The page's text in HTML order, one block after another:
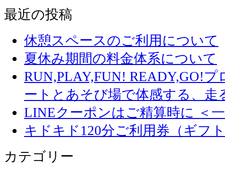
最近の投稿
休憩スペースのご利用について
夏休み期間の料金体系について
RUN,PLAY,FUN! READY,GO!
ートとあそび場で体感する、走
LINEクーポンはご精算時に ＜
キドキド120分ご利用券（ギフ
カテゴリー